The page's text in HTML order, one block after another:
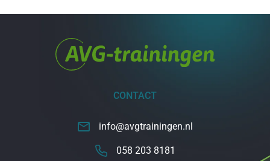
CONTACT
058 203 8181
info@avgtrainingen.nl